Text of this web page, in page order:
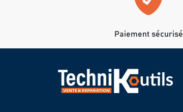
Paiement sécurisé